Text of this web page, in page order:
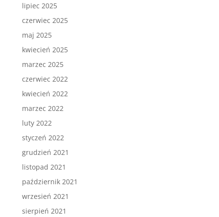
lipiec 2025
czerwiec 2025
maj 2025
kwiecień 2025
marzec 2025
czerwiec 2022
kwiecień 2022
marzec 2022
luty 2022
styczeń 2022
grudzień 2021
listopad 2021
październik 2021
wrzesień 2021
sierpień 2021